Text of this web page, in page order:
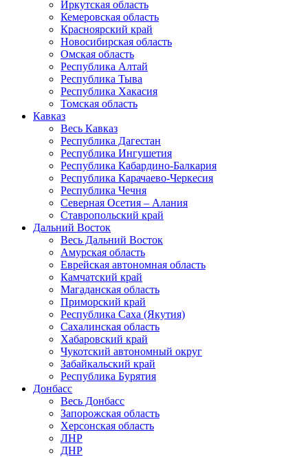
Иркутская область
Кемеровская область
Красноярский край
Новосибирская область
Омская область
Республика Алтай
Республика Тыва
Республика Хакасия
Томская область
Кавказ
Весь Кавказ
Республика Дагестан
Республика Ингушетия
Республика Кабардино-Балкария
Республика Карачаево-Черкесия
Республика Чечня
Северная Осетия – Алания
Ставропольский край
Дальний Восток
Весь Дальний Восток
Амурская область
Еврейская автономная область
Камчатский край
Магаданская область
Приморский край
Республика Саха (Якутия)
Сахалинская область
Хабаровский край
Чукотский автономный округ
Забайкальский край
Республика Бурятия
Донбасс
Весь Донбасс
Запорожская область
Херсонская область
ЛНР
ДНР